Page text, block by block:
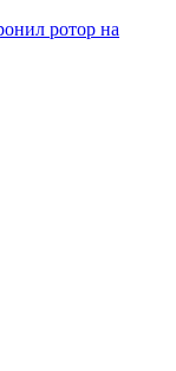
ротор на